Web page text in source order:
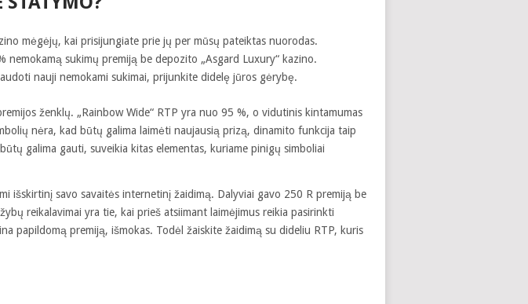
mėgėjų, kai prisijungiate prie jų per mūsų pateiktas nuorodas.
sukimų premiją be depozito „Asgard Luxury“ kazino.
nauji nemokami sukimai, prijunkite didelę jūros gėrybę.
ženklų. „Rainbow Wide“ RTP yra nuo 95 %, o vidutinis kintamumas
nėra, kad būtų galima laimėti naujausią prizą, dinamito funkcija taip
galima gauti, suveikia kitas elementas, kuriame pinigų simboliai
išskirtinį savo savaitės internetinį žaidimą. Dalyviai gavo 250 R premiją be
reikalavimai yra tie, kai prieš atsiimant laimėjimus reikia pasirinkti
papildomą premiją, išmokas. Todėl žaiskite žaidimą su dideliu RTP, kuris